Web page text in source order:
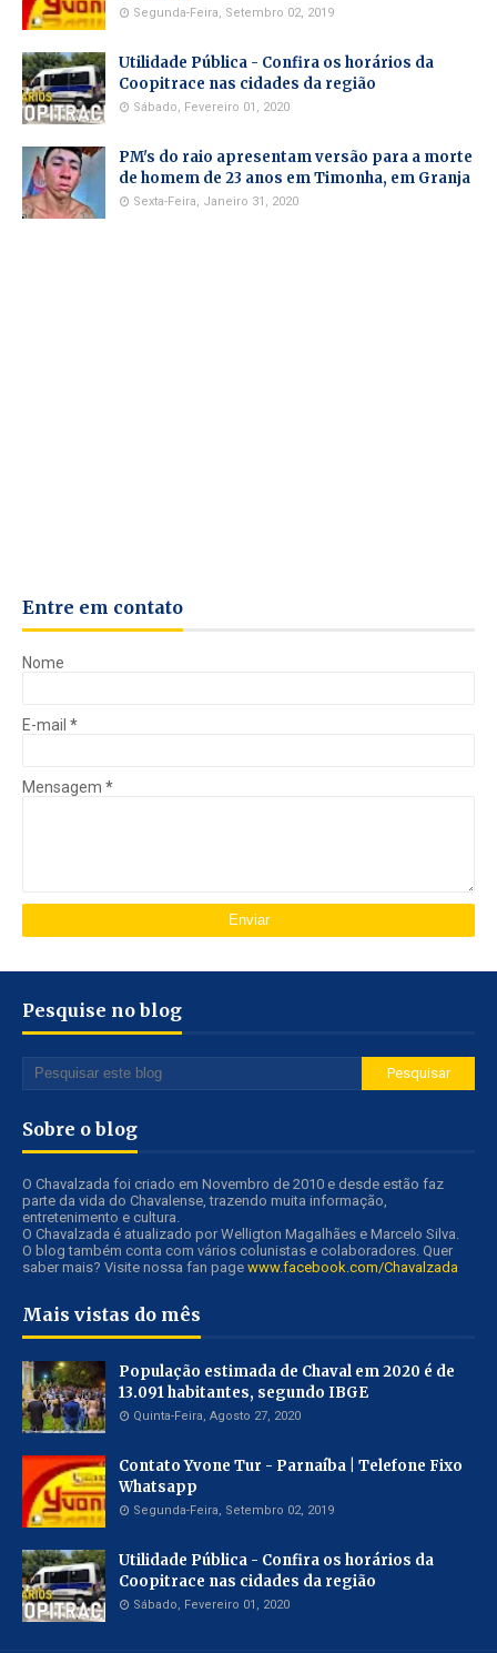
Segunda-Feira, Setembro 02, 2019
Utilidade Pública - Confira os horários da
Coopitrace nas cidades da região
Sábado, Fevereiro 01, 2020
PM's do raio apresentam versão para a morte
de homem de 23 anos em Timonha, em Granja
Sexta-Feira, Janeiro 31, 2020
Entre em contato
Nome
E-mail *
Mensagem *
Pesquise no blog
Sobre o blog
O Chavalzada foi criado em Novembro de 2010 e desde estão faz
parte da vida do Chavalense, trazendo muita informação,
entretenimento e cultura.
O Chavalzada é atualizado por Welligton Magalhães e Marcelo Silva.
O blog também conta com vários colunistas e colaboradores. Quer
saber mais? Visite nossa fan page www.facebook.com/Chavalzada
Mais vistas do mês
População estimada de Chaval em 2020 é de
13.091 habitantes, segundo IBGE
Quinta-Feira, Agosto 27, 2020
Contato Yvone Tur - Parnaíba | Telefone Fixo
Whatsapp
Segunda-Feira, Setembro 02, 2019
Utilidade Pública - Confira os horários da
Coopitrace nas cidades da região
Sábado, Fevereiro 01, 2020